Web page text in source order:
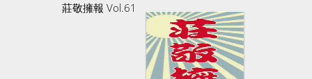
莊敬擁報 Vol.61